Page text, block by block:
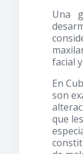
Una
facial
En
son
que